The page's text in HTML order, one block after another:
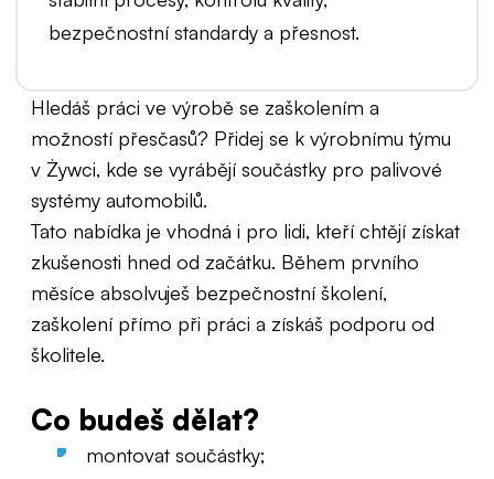
bezpečnostní standardy a přesnost.
Hledáš práci ve výrobě se zaškolením a
možností přesčasů? Přidej se k výrobnímu týmu
v Żywci, kde se vyrábějí součástky pro palivové
systémy automobilů.
Tato nabídka je vhodná i pro lidi, kteří chtějí získat
zkušenosti hned od začátku. Během prvního
měsíce absolvuješ bezpečnostní školení,
zaškolení přímo při práci a získáš podporu od
školitele.
Co budeš dělat?
montovat součástky;